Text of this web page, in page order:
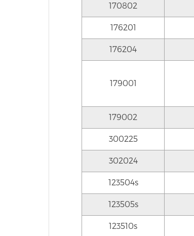
170802
176201
176204
179001
179002
300225
302024
123504s
123505s
123510s